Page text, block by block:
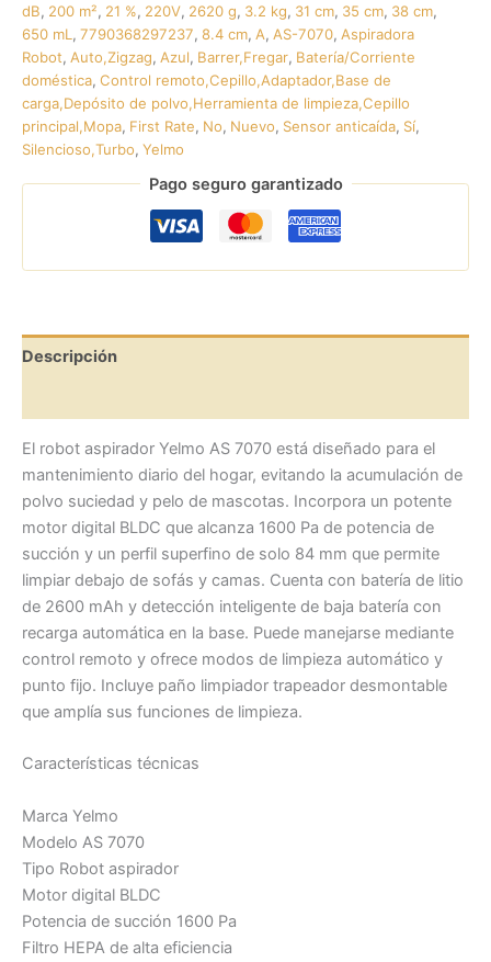
dB, 200 m², 21 %, 220V, 2620 g, 3.2 kg, 31 cm, 35 cm, 38 cm,
650 mL, 7790368297237, 8.4 cm, A, AS-7070, Aspiradora
Robot, Auto,Zigzag, Azul, Barrer,Fregar, Batería/Corriente
doméstica, Control remoto,Cepillo,Adaptador,Base de
carga,Depósito de polvo,Herramienta de limpieza,Cepillo
principal,Mopa, First Rate, No, Nuevo, Sensor anticaída, Sí,
Silencioso,Turbo, Yelmo
Pago seguro garantizado
Descripción
El robot aspirador Yelmo AS 7070 está diseñado para el
mantenimiento diario del hogar, evitando la acumulación de
polvo suciedad y pelo de mascotas. Incorpora un potente
motor digital BLDC que alcanza 1600 Pa de potencia de
succión y un perfil superfino de solo 84 mm que permite
limpiar debajo de sofás y camas. Cuenta con batería de litio
de 2600 mAh y detección inteligente de baja batería con
recarga automática en la base. Puede manejarse mediante
control remoto y ofrece modos de limpieza automático y
punto fijo. Incluye paño limpiador trapeador desmontable
que amplía sus funciones de limpieza.
Características técnicas
Marca Yelmo
Modelo AS 7070
Tipo Robot aspirador
Motor digital BLDC
Potencia de succión 1600 Pa
Filtro HEPA de alta eficiencia